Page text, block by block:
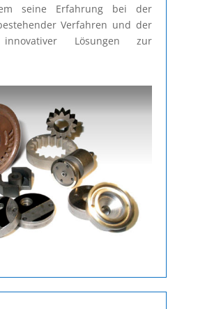
seine Erfahrung bei der
Verfahren und der
innovativer Lösungen zur